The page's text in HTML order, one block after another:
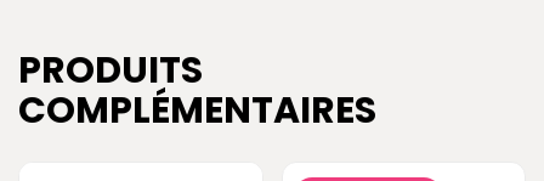
PRODUITS
COMPLÉMENTAIRES